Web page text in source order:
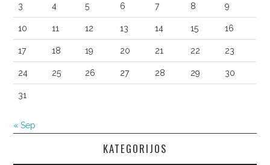
3 4 5 6 7 8 9
10 11 12 13 14 15 16
17 18 19 20 21 22 23
24 25 26 27 28 29 30
31
« Sep
KATEGORIJOS